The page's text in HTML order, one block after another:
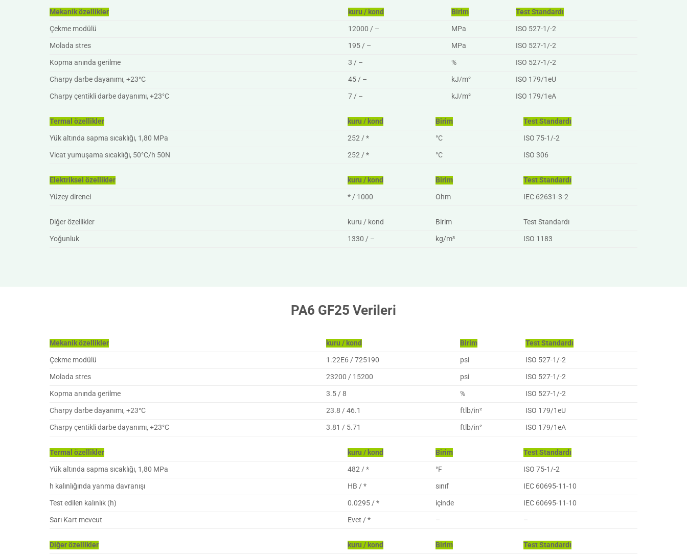
Mekanik özellikler kuru / kond Birim
Test Standardı
Çekme modülü
12000 / – MPa
ISO 527-1/-2
Molada stres
195 / – MPa
ISO 527-1/-2
Kopma anında gerilme
3 / – %
ISO 527-1/-2
Charpy darbe dayanımı, +23°C
45 / – kJ/m²
ISO 179/1eU
Charpy çentikli darbe dayanımı, +23°C
7 / – kJ/m² ISO 179/1eA
Termal özellikler kuru / kond Birim
Test Standardı
Yük altında sapma sıcaklığı, 1,80 MPa
252 / * °C
ISO 75-1/-2
Vicat yumuşama sıcaklığı, 50°C/h 50N
252 / * °C ISO 306
Elektriksel özellikler kuru / kond Birim
Test Standardı
Yüzey direnci
* / 1000 Ohm IEC 62631-3-2
Diğer özellikler kuru / kond Birim
Test Standardı
Yoğunluk
1330 / – kg/m³ ISO 1183
PA6 GF25 Verileri
Mekanik özellikler kuru / kond Birim
Test Standardı
Çekme modülü
1.22E6 / 725190 psi
ISO 527-1/-2
Molada stres
23200 / 15200 psi
ISO 527-1/-2
Kopma anında gerilme
3.5 / 8 %
ISO 527-1/-2
Charpy darbe dayanımı, +23°C
23.8 / 46.1 ftlb/in²
ISO 179/1eU
Charpy çentikli darbe dayanımı, +23°C
3.81 / 5.71 ftlb/in² ISO 179/1eA
Termal özellikler kuru / kond Birim
Test Standardı
Yük altında sapma sıcaklığı, 1,80 MPa
482 / * °F
ISO 75-1/-2
h kalınlığında yanma davranışı
HB / * sınıf
IEC 60695-11-10
Test edilen kalınlık (h)
0.0295 / * içinde
IEC 60695-11-10
Sarı Kart mevcut
Evet / * – –
Diğer özellikler kuru / kond Birim Test Standardı